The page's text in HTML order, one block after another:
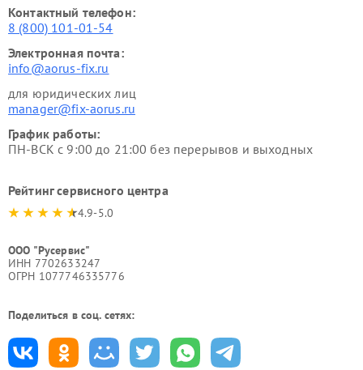
Контактный телефон:
8 (800) 101-01-54
Электронная почта:
info@aorus-fix.ru
для юридических лиц
manager@fix-aorus.ru
График работы:
ПН-ВСК с 9:00 до 21:00 без перерывов и выходных
Рейтинг сервисного центра
4.9-5.0
ООО "Русервис"
ИНН 7702633247
ОГРН 1077746335776
Поделиться в соц. сетях: